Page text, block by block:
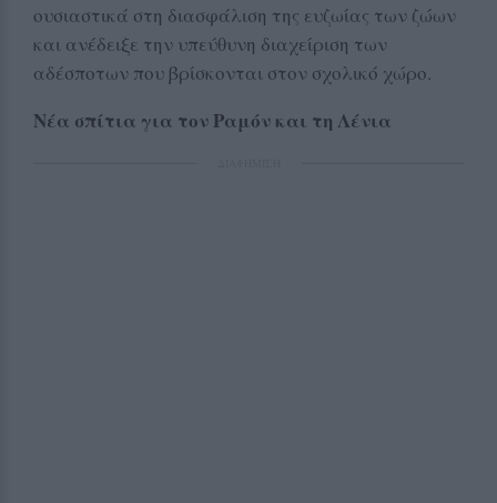
ουσιαστικά στη διασφάλιση της ευζωίας των ζώων
και ανέδειξε την υπεύθυνη διαχείριση των
αδέσποτων που βρίσκονται στον σχολικό χώρο.
Νέα σπίτια για τον Ραμόν και τη Λένια